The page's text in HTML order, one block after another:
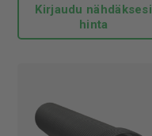
Kirjaudu nähdäksesi
hinta